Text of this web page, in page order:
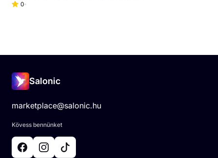
0
Salonic
marketplace@salonic.hu
Kövess bennünket